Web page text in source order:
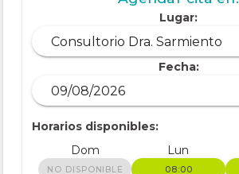
Lugar:
Consultorio Dra. Sarmiento
Fecha:
Horarios disponibles:
Dom
NO DISPONIBLE
Lun
08:00